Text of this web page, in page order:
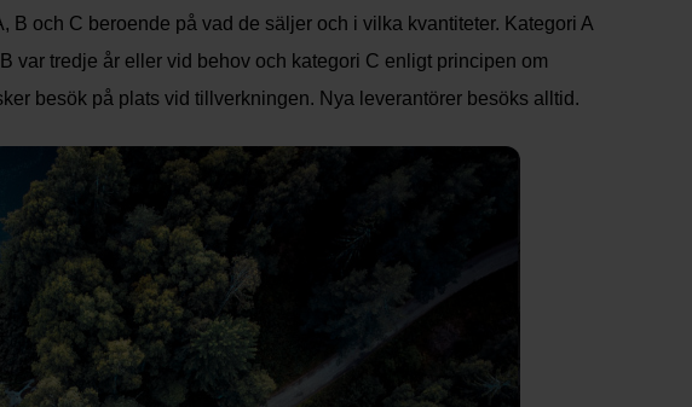
B och C beroende på vad de säljer och i vilka kvantiteter. Kategori A
var tredje år eller vid behov och kategori C enligt principen om
besök på plats vid tillverkningen. Nya leverantörer besöks alltid.